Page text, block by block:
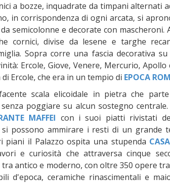
a bozze, inquadrate da timpani alternati
in corrispondenza di ogni arcata, si
semicolonne e decorate con mascheroni.
cornici, divise da lesene e targhe
Sopra corre una fascia decorativa
Ercole, Giove, Venere, Mercurio,
Ercole, che era in un tempio di EPOCA
scala elicoidale in pietra che
poggiare su alcun sostegno
MAFFEI con i suoi piatti rivistati
possono ammirare i resti di un grande
piani il Palazzo ospita una stupenda
e curiosità che attraversa cinque
antico e moderno, con oltre 350 opere
d'epoca, ceramiche rinascimentali e